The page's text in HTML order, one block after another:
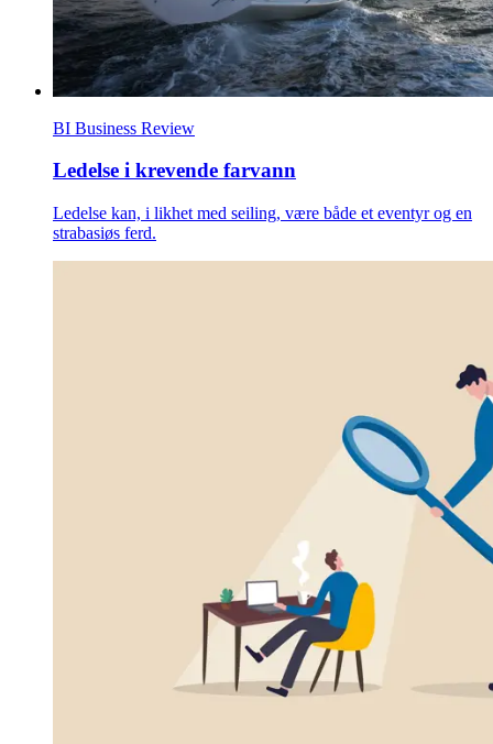
BI Business Review
Ledelse i krevende farvann
Ledelse kan, i likhet med seiling, være både et eventyr og en
strabasiøs ferd.